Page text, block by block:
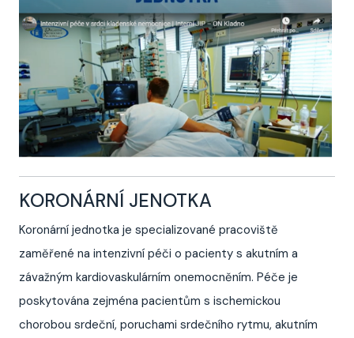
KORONÁRNÍ JENOTKA
Koronární jednotka je specializované pracoviště
zaměřené na intenzivní péči o pacienty s akutním a
závažným kardiovaskulárním onemocněním. Péče je
poskytována zejména pacientům s ischemickou
chorobou srdeční, poruchami srdečního rytmu, akutním